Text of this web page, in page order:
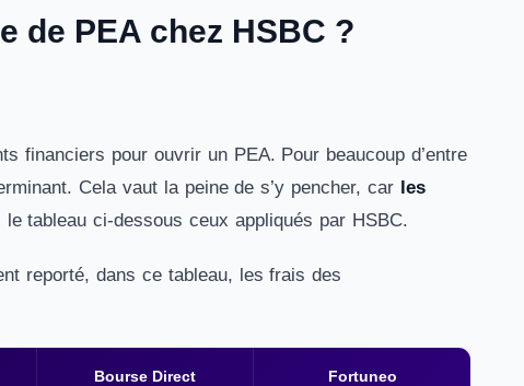
de PEA chez HSBC ?
financiers pour ouvrir un PEA. Pour beaucoup d’entre
Cela vaut la peine de s’y pencher, car les
le tableau ci-dessous ceux appliqués par HSBC.
reporté, dans ce tableau, les frais des
Bourse Direct Fortuneo